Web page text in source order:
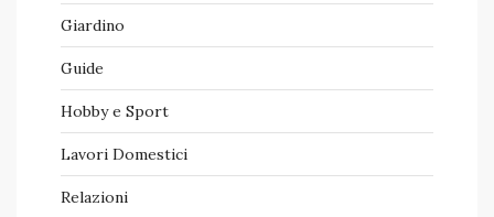
Giardino
Guide
Hobby e Sport
Lavori Domestici
Relazioni